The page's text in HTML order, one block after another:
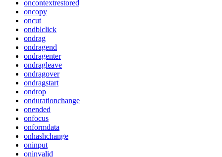
oncontextrestored
oncopy
oncut
ondblclick
ondrag
ondragend
ondragenter
ondragleave
ondragover
ondragstart
ondrop
ondurationchange
onended
onfocus
onformdata
onhashchange
oninput
oninvalid